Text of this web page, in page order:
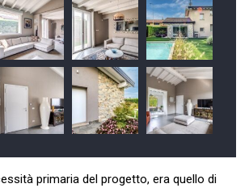
primaria del progetto, era quello di